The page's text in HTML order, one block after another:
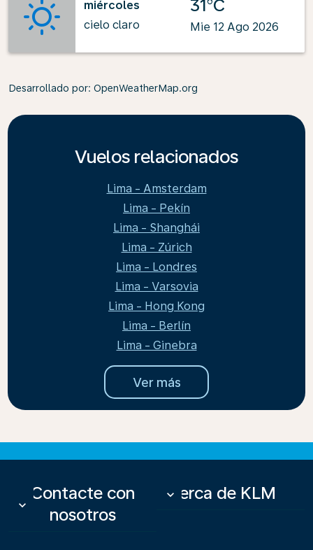
miércoles
cielo claro
31°C
Mie 12 Ago 2026
Desarrollado por: OpenWeatherMap.org
Vuelos relacionados
Lima - Amsterdam
Lima - Pekín
Lima - Shanghái
Lima - Zúrich
Lima - Londres
Lima - Varsovia
Lima - Hong Kong
Lima - Berlín
Lima - Ginebra
Ver más
Contacte con
nosotros
keyboard_arrow_down
Acerca de KLM
keyboard_arrow_down